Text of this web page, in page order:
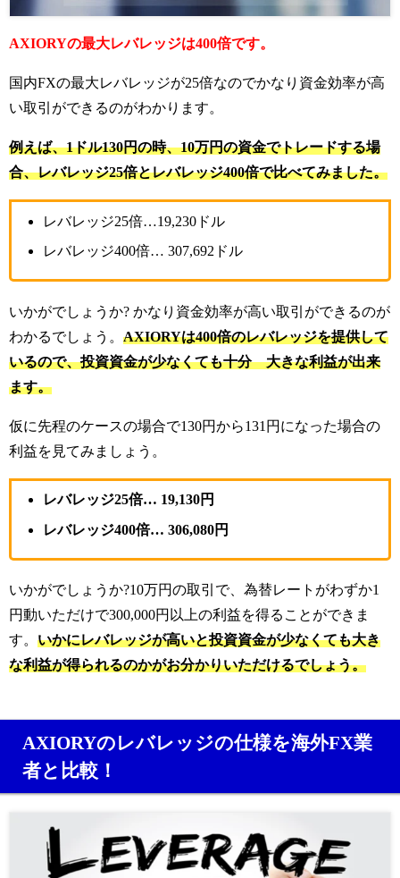
AXIORYの最大レバレッジは400倍です。
国内FXの最大レバレッジが25倍なのでかなり資金効率が高
い取引ができるのがわかります。
例えば、1ドル130円の時、10万円の資金でトレードする場
合、レバレッジ25倍とレバレッジ400倍で比べてみました。
レバレッジ25倍…19,230ドル
レバレッジ400倍… 307,692ドル
いかがでしょうか? かなり資金効率が高い取引ができるのが
わかるでしょう。 AXIORYは400倍のレバレッジを提供して
いるので、投資資金が少なくても十分 大きな利益が出来
ます。
仮に先程のケースの場合で130円から131円になった場合の
利益を見てみましょう。
レバレッジ25倍… 19,130円
レバレッジ400倍… 306,080円
いかがでしょうか?10万円の取引で、為替レートがわずか1
円動いただけで300,000円以上の利益を得ることができま
す。 いかにレバレッジが高いと投資資金が少なくても大き
な利益が得られるのかがお分かりいただけるでしょう。
AXIORYのレバレッジの仕様を海外FX業
者と比較！